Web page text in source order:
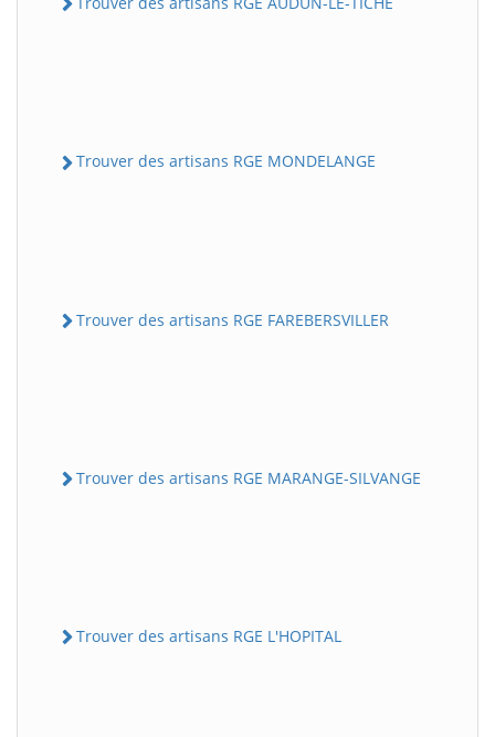
Trouver des artisans RGE MONDELANGE
Trouver des artisans RGE FAREBERSVILLER
Trouver des artisans RGE MARANGE-SILVANGE
Trouver des artisans RGE L'HOPITAL